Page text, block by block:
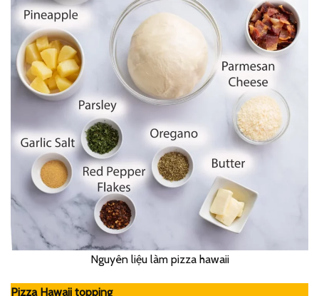
Nguyên liệu làm pizza hawaii
Pizza Hawaii topping